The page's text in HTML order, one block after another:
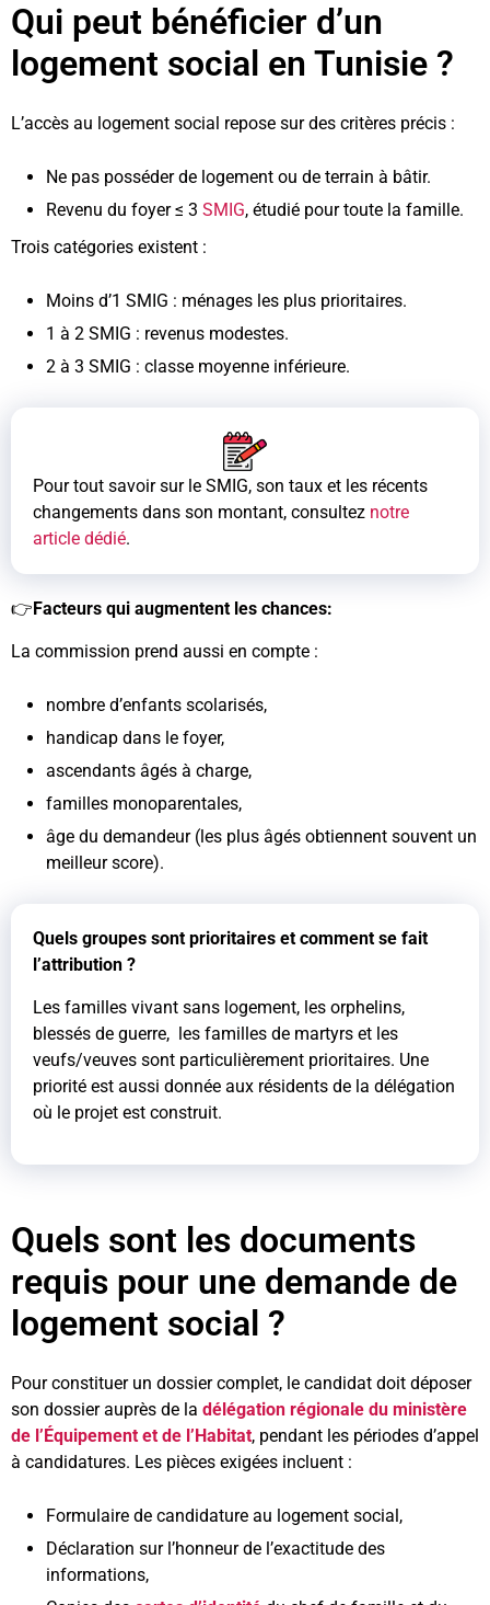
Qui peut bénéficier d’un
logement social en Tunisie ?
L’accès au logement social repose sur des critères précis :
Ne pas posséder de logement ou de terrain à bâtir.
Revenu du foyer ≤ 3 SMIG, étudié pour toute la famille.
Trois catégories existent :
Moins d’1 SMIG : ménages les plus prioritaires.
1 à 2 SMIG : revenus modestes.
2 à 3 SMIG : classe moyenne inférieure.
Pour tout savoir sur le SMIG, son taux et les récents
changements dans son montant, consultez notre
article dédié.
👉Facteurs qui augmentent les chances:
La commission prend aussi en compte :
nombre d’enfants scolarisés,
handicap dans le foyer,
ascendants âgés à charge,
familles monoparentales,
âge du demandeur (les plus âgés obtiennent souvent un
meilleur score).
Quels groupes sont prioritaires et comment se fait
l’attribution ?
Les familles vivant sans logement, les orphelins,
blessés de guerre, les familles de martyrs et les
veufs/veuves sont particulièrement prioritaires. Une
priorité est aussi donnée aux résidents de la délégation
où le projet est construit.
Quels sont les documents
requis pour une demande de
logement social ?
Pour constituer un dossier complet, le candidat doit déposer
son dossier auprès de la délégation régionale du ministère
de l’Équipement et de l’Habitat, pendant les périodes d’appel
à candidatures. Les pièces exigées incluent :
Formulaire de candidature au logement social,
Déclaration sur l’honneur de l’exactitude des
informations,